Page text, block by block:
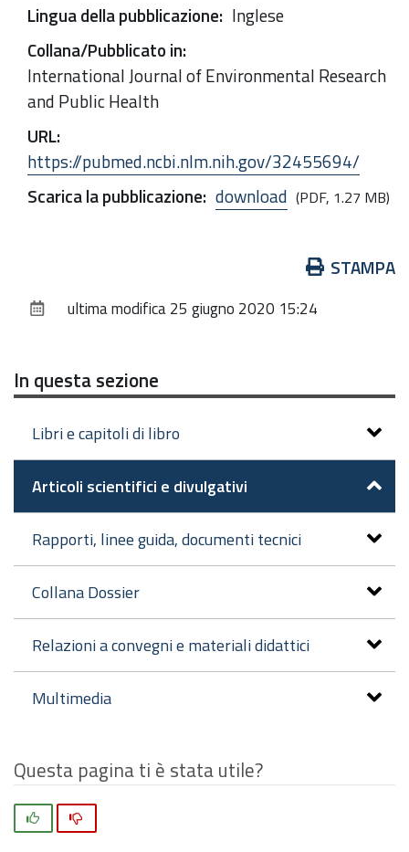
Lingua della pubblicazione: Inglese
Collana/Pubblicato in:
International Journal of Environmental Research
and Public Health
URL:
https://pubmed.ncbi.nlm.nih.gov/32455694/
Scarica la pubblicazione: download (PDF, 1.27 MB)
documento
STAMPA
ultima modifica25 giugno 2020 15:24
In questa sezione
Libri e capitoli di libro
Articoli scientifici e divulgativi
Rapporti, linee guida, documenti tecnici
Collana Dossier
Relazioni a convegni e materiali didattici
Multimedia
Questa pagina ti è stata utile?